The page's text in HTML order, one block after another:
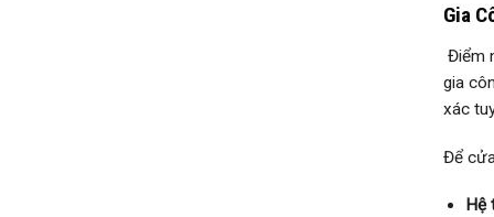
Gia
Điểm
gia
xác
Để
Hệ